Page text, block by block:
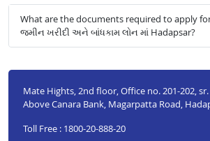
What are the documents required to apply
જમીન ખરીદી અને બાંધકામ લોન માં Hadapsar?
Mate Hights, 2nd floor, Office no. 201-202,
Above Canara Bank, Magarpatta Road,
Toll Free : 1800-20-888-20